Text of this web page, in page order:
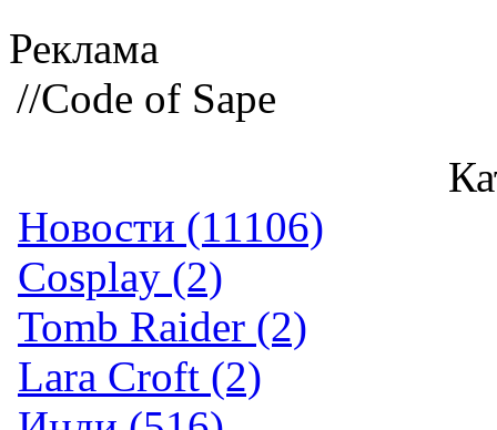
Реклама
//Code of Sape
Новости (11106)
Cosplay (2)
Tomb Raider (2)
Lara Croft (2)